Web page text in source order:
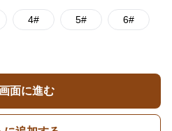
4# 5# 6#
面に進む